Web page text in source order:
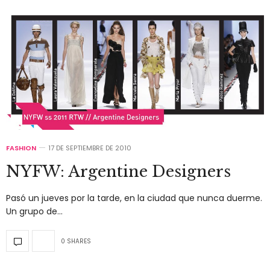
FASHION 17 DE SEPTIEMBRE DE 2010
NYFW: Argentine Designers
Pasó un jueves por la tarde, en la ciudad que nunca duerme.
Un grupo de…
0 SHARES